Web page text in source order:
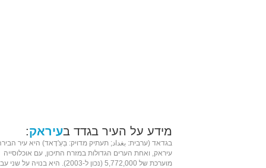
מידע על העיר בגדד בעיראק:
בגדאד (ערבית: بغداد; תעתיק מדויק: בַּעְ'דָאד) היא עיר
עיראק, ואחת הערים הגדולות במזרח התיכון, עם אוכלוסייה
מוערכת של 5,772,000 (נכון ל-2003). היא בנויה על שני עברי